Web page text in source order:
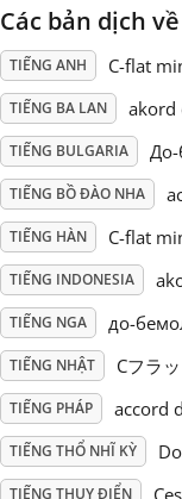
Русский
Tiếng Việt
Türkçe
Українська
简体中文
繁體中文
Các bản dịch
TIẾNG ANH C-flat
TIẾNG BA LAN akord
TIẾNG BULGARIA
TIẾNG BỒ ĐÀO NHA
TIẾNG HÀN C-flat
TIẾNG INDONESIA
TIẾNG NGA до-
TIẾNG NHẬT Cフラ
TIẾNG PHÁP accord
TIẾNG THỔ NHĨ KỲ
TIẾNG THỤY ĐIỂN